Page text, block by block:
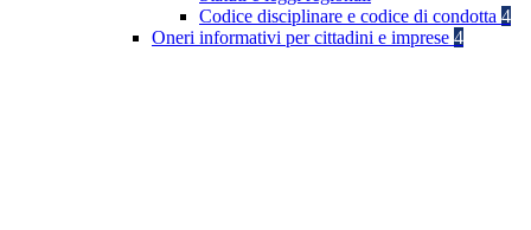
Codice disciplinare e codice di condotta 4
Oneri informativi per cittadini e imprese 4